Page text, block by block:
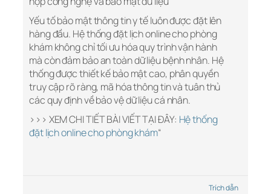
Yếu tố bảo mật thông tin y tế luôn được đặt lên
hàng đầu. Hệ thống đặt lịch online cho phòng
khám không chỉ tối ưu hóa quy trình vận hành
mà còn đảm bảo an toàn dữ liệu bệnh nhân. Hệ
thống được thiết kế bảo mật cao, phân quyền
truy cập rõ ràng, mã hóa thông tin và tuân thủ
các quy định về bảo vệ dữ liệu cá nhân.
>>> XEM CHI TIẾT BÀI VIẾT TẠI ĐÂY: Hệ thống
đặt lịch online cho phòng khám“
Trích dẫn